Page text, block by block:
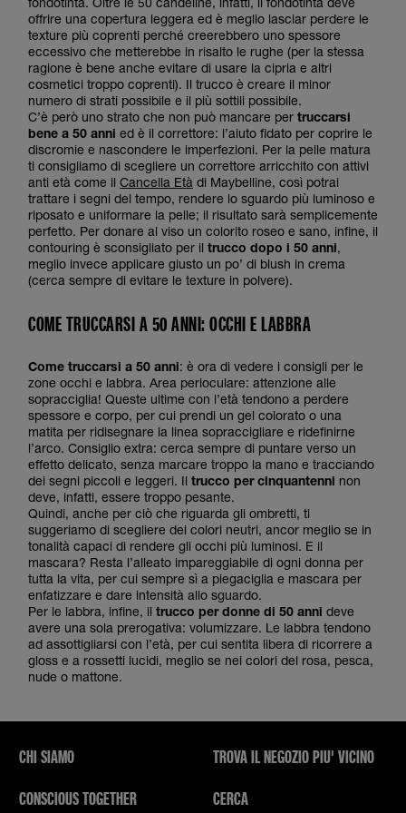
offrire una copertura leggera ed è meglio lasciar perdere le
texture più coprenti perché creerebbero uno spessore
eccessivo che metterebbe in risalto le rughe (per la stessa
ragione è bene anche evitare di usare la cipria e altri
cosmetici troppo coprenti). Il trucco è creare il minor
numero di strati possibile e il più sottili possibile.
C’è però uno strato che non può mancare per truccarsi
bene a 50 anni ed è il correttore: l’aiuto fidato per coprire le
discromie e nascondere le imperfezioni. Per la pelle matura
ti consigliamo di scegliere un correttore arricchito con attivi
anti età come il Cancella Età di Maybelline, così potrai
trattare i segni del tempo, rendere lo sguardo più luminoso e
riposato e uniformare la pelle; il risultato sarà semplicemente
perfetto. Per donare al viso un colorito roseo e sano, infine, il
contouring è sconsigliato per il trucco dopo i 50 anni,
meglio invece applicare giusto un po’ di blush in crema
(cerca sempre di evitare le texture in polvere).
COME TRUCCARSI A 50 ANNI: OCCHI E LABBRA
Come truccarsi a 50 anni: è ora di vedere i consigli per le
zone occhi e labbra. Area perioculare: attenzione alle
sopracciglia! Queste ultime con l’età tendono a perdere
spessore e corpo, per cui prendi un gel colorato o una
matita per ridisegnare la linea sopraccigliare e ridefinirne
l’arco. Consiglio extra: cerca sempre di puntare verso un
effetto delicato, senza marcare troppo la mano e tracciando
dei segni piccoli e leggeri. Il trucco per cinquantenni non
deve, infatti, essere troppo pesante.
Quindi, anche per ciò che riguarda gli ombretti, ti
suggeriamo di scegliere dei colori neutri, ancor meglio se in
tonalità capaci di rendere gli occhi più luminosi. E il
mascara? Resta l’alleato impareggiabile di ogni donna per
tutta la vita, per cui sempre sì a piegaciglia e mascara per
enfatizzare e dare intensità allo sguardo.
Per le labbra, infine, il trucco per donne di 50 anni deve
avere una sola prerogativa: volumizzare. Le labbra tendono
ad assottigliarsi con l’età, per cui sentita libera di ricorrere a
gloss e a rossetti lucidi, meglio se nei colori del rosa, pesca,
nude o mattone.
CHI SIAMO
CONSCIOUS TOGETHER
TROVA IL NEGOZIO PIU' VICINO
CERCA